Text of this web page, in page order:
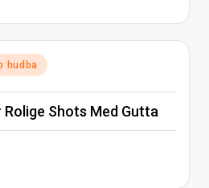
hudba
Rolige Shots Med Gutta